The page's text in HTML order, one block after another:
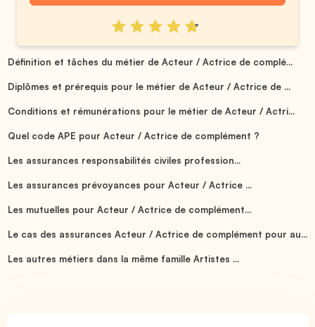
Définition et tâches du métier de Acteur / Actrice de complé...
Diplômes et prérequis pour le métier de Acteur / Actrice de ...
Conditions et rémunérations pour le métier de Acteur / Actri...
Quel code APE pour Acteur / Actrice de complément ?
Les assurances responsabilités civiles profession...
Les assurances prévoyances pour Acteur / Actrice ...
Les mutuelles pour Acteur / Actrice de complément...
Le cas des assurances Acteur / Actrice de complément pour au...
Les autres métiers dans la même famille Artistes ...